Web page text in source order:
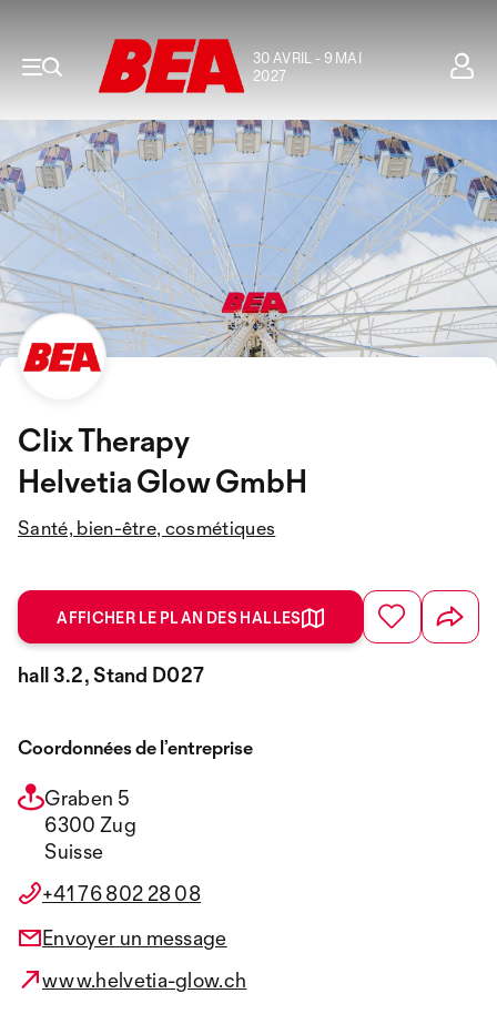
30 AVRIL - 9 MAI
2027
Clix Therapy
Helvetia Glow GmbH
Santé, bien-être, cosmétiques
AFFICHER LE PLAN DES HALLES
hall 3.2, Stand D027
Coordonnées de l’entreprise
Graben 5
6300 Zug
Suisse
+41 76 802 28 08
Envoyer un message
www.helvetia-glow.ch